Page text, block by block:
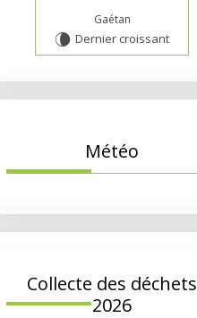
Gaétan
V Dernier croissant
Météo
Collecte des déchets
2026